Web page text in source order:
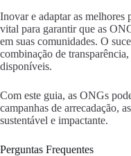
Inovar e adaptar as melhores
vital para garantir que as
em suas comunidades. O
combinação de
disponíveis.
Com este guia, as ONGs
campanhas de arrecadação,
sustentável e impactante.
Perguntas Frequentes